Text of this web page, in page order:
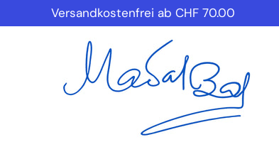
Direkt zum Inhalt
Versandkostenfrei ab CHF 70.00